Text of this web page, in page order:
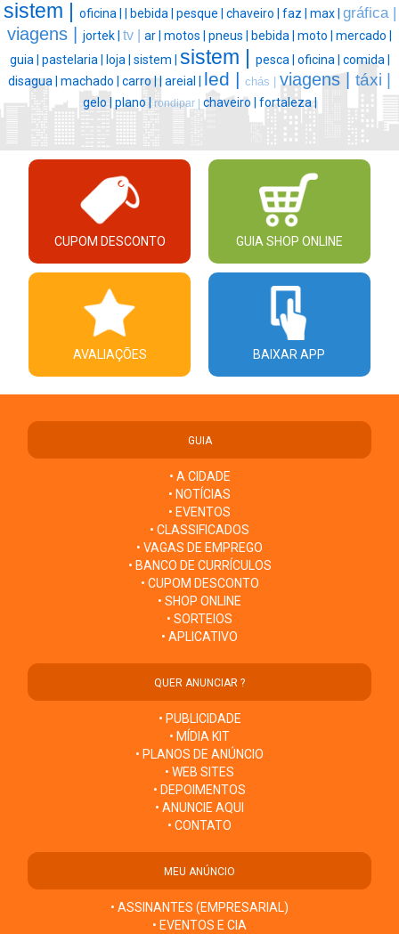
sistem | oficina | | bebida | pesque | chaveiro | faz | max | gráfica |
viagens | jortek | tv | ar | motos | pneus | bebida | moto | mercado |
guia | pastelaria | loja | sistem | sistem | pesca | oficina | comida |
disagua | machado | carro ||areial | led | chás | viagens | táxi |
gelo | plano | rondipar | chaveiro | fortaleza |
CUPOM DESCONTO GUIA SHOP ONLINE
AVALIAÇÕES BAIXAR APP
GUIA
• A CIDADE
• NOTÍCIAS
• EVENTOS
• CLASSIFICADOS
• VAGAS DE EMPREGO
• BANCO DE CURRÍCULOS
• CUPOM DESCONTO
• SHOP ONLINE
• SORTEIOS
• APLICATIVO
QUER ANUNCIAR ?
• PUBLICIDADE
• MÍDIA KIT
• PLANOS DE ANÚNCIO
• WEB SITES
• DEPOIMENTOS
• ANUNCIE AQUI
• CONTATO
MEU ANÚNCIO
• ASSINANTES (EMPRESARIAL)
• EVENTOS E CIA